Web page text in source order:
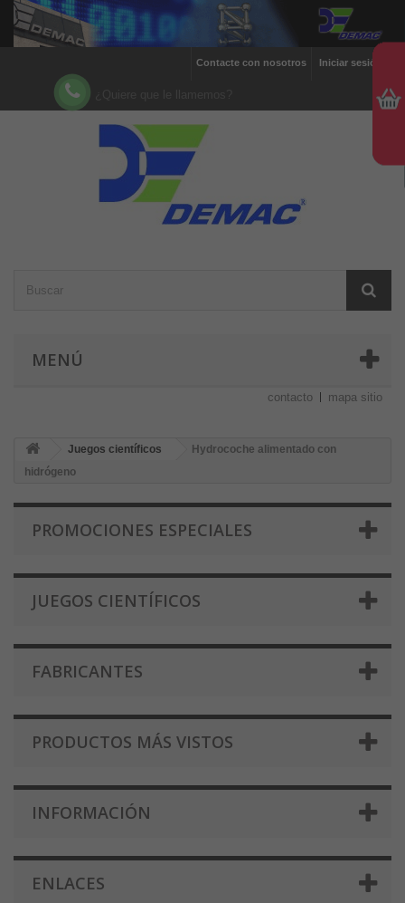
Iniciar sesión
Contacte con nosotros
MENÚ
contacto mapa sitio
Juegos científicos
Hydrocoche alimentado con
hidrógeno
PROMOCIONES ESPECIALES
JUEGOS CIENTÍFICOS
FABRICANTES
PRODUCTOS MÁS VISTOS
INFORMACIÓN
ENLACES